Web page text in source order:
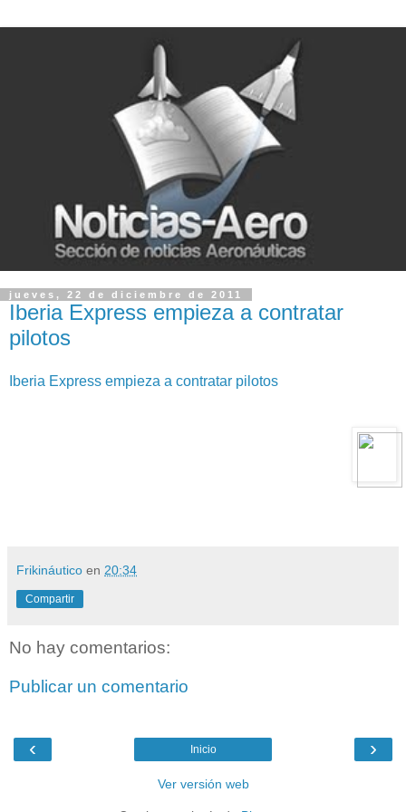
jueves, 22 de diciembre de 2011
Iberia Express empieza a contratar
pilotos
Iberia Express empieza a contratar pilotos
Frikináutico en 20:34
Compartir
No hay comentarios:
Publicar un comentario
‹ ›
Inicio
Ver versión web